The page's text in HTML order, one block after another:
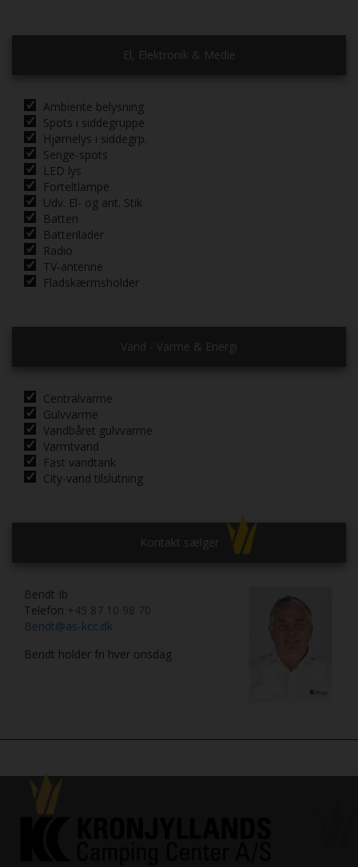
El, Elektronik & Medie
Ambiente belysning
Spots i siddegruppe
Hjørnelys i siddegrp.
Senge-spots
LED lys
Forteltlampe
Udv. El- og ant. Stik
Batteri
Batterilader
Radio
TV-antenne
Fladskærmsholder
Vand - Varme & Energi
Centralvarme
Gulvvarme
Vandbåret gulvvarme
Varmtvand
Fast vandtank
City-vand tilslutning
Kontakt sælger
Bendt Ib
Telefon +45 87 10 98 70
Bendt@as-kcc.dk
Bendt holder fri hver onsdag